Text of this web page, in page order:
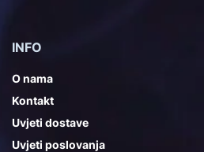
INFO
O nama
Kontakt
Uvjeti dostave
Uvjeti poslovanja